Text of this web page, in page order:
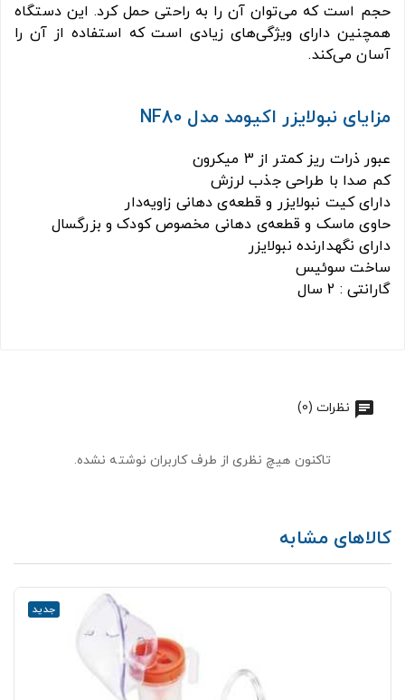
حجم است که می‌توان آن را به راحتی حمل کرد. این دستگاه
همچنین دارای ویژگی‌های زیادی است که استفاده از آن را
آسان می‌کند.
مزایای نبولایزر اکیومد مدل NF80
عبور ذرات ریز کمتر از 3 میکرون
کم‌ صدا با طراحی جذب لرزش
دارای کیت نبولایزر و قطعه‌ی دهانی زاویه‌دار
حاوی ماسک و قطعه‌ی دهانی مخصوص کودک و بزرگسال
دارای نگهدارنده نبولایزر
ساخت سوئیس
گارانتی : 2 سال
نظرات (0)
تاکنون هیچ نظری از طرف کاربران نوشته نشده.
کالاهای مشابه
جدید